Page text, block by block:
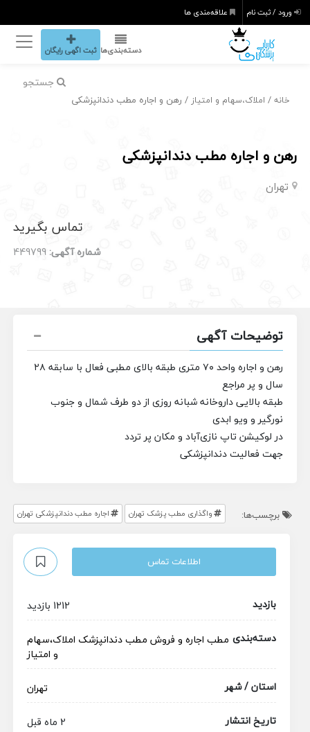
ورود / ثبت نام علاقه‌مندی ها
دسته‌بندی‌ها ثبت اگهی رایگان
جستجو
خانه / املاک،سهام و امتیاز / رهن و اجاره مطب دندانپزشکی
رهن و اجاره مطب دندانپزشکی
تهران
تماس بگیرید
شماره آگهی: 449799
توضیحات آگهی
رهن و اجاره واحد ۷۰ متری طبقه بالای مطبی فعال با سابقه ۲۸
سال و پر مراجع
طبقه بالایی داروخانه شبانه روزی از دو طرف شمال و جنوب
نورگیر و ویو ابدی
در لوکیشن تاپ نازی‌آباد و مکان پر تردد
جهت فعالیت دندانپزشکی
برچسب‌ها: واگذاری مطب پزشک تهران اجاره مطب دندانپزشکی تهران
اطلاعات تماس
بازدید
1212 بازدید
دسته‌بندی مطب اجاره و فروش مطب دندانپزشک املاک،سهام
و امتیاز
استان / شهر
تهران
تاریخ انتشار
2 ماه قبل